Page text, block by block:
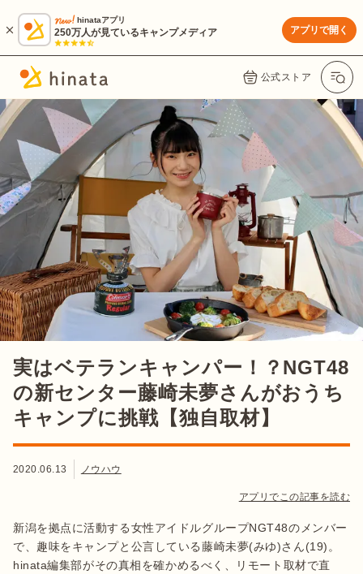
hinataアプリ
250万人が見ているキャンプメディア アプリで開く
公式ストア
実はベテランキャンパー！？NGT48
の新センター藤崎未夢さんがおうち
キャンプに挑戦【独自取材】
2020.06.13 ノウハウ
アプリでこの記事を読む
新潟を拠点に活動する女性アイドルグループNGT48のメンバー
で、趣味をキャンプと公言している藤崎未夢(みゆ)さん(19)。
hinata編集部がその真相を確かめるべく、リモート取材で直